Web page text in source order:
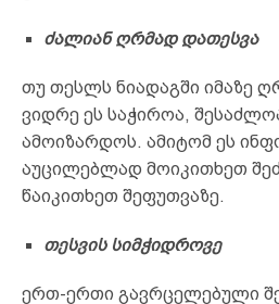
ძალიანღრმად დათესვა
თუ თესლს ნიადაგში იმაზე
ვიდრე ეს საჭიროა,
ამოიზარდოს. ამიტომ ეს
აუცილებლად მოიკითხეთ
წაიკითხეთ შეფუთვაზე.
თესვის სიმჭიდროვე
ერთ-ერთი გავრცელებული